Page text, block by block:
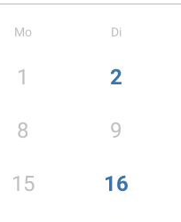
Mo Di
1 2
8 9
15 16